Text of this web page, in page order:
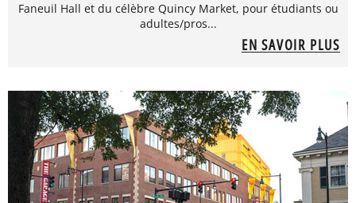
Faneuil Hall et du célèbre Quincy Market, pour étudiants ou
adultes/pros...
EN SAVOIR PLUS